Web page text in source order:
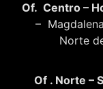
Of. Centro –
–
Norte
Of . Norte –